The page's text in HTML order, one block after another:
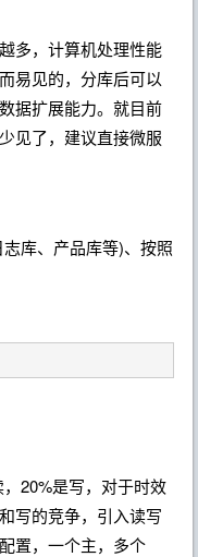
，计算机处理性能
易见的，分库后可以
据扩展能力。 就目前
见了，建议直接微服
库、产品库等)、按照
20%是写，对于时效
写的竞争，引入读写
置， 一个主，多个